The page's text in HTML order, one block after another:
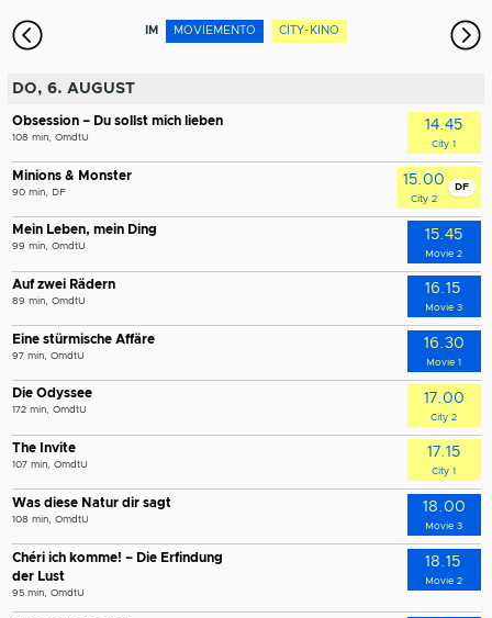
IM MOVIEMENTO CITY-KINO
DO, 6. AUGUST
Obsession – Du sollst mich lieben
108 min, OmdtU
14.45
City 1
Minions & Monster
90 min, DF
15.00
City 2
DF
Mein Leben, mein Ding
99 min, OmdtU
15.45
Movie 2
Auf zwei Rädern
89 min, OmdtU
16.15
Movie 3
Eine stürmische Affäre
97 min, OmdtU
16.30
Movie 1
Die Odyssee
172 min, OmdtU
17.00
City 2
The Invite
107 min, OmdtU
17.15
City 1
Was diese Natur dir sagt
108 min, OmdtU
18.00
Movie 3
Chéri ich komme! – Die Erfindung
der Lust
95 min, OmdtU
18.15
Movie 2